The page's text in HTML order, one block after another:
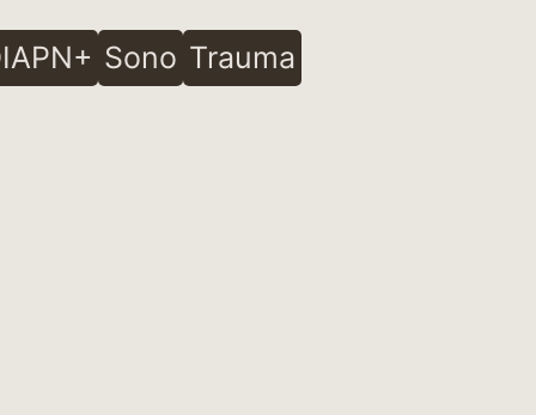
Sono Trauma